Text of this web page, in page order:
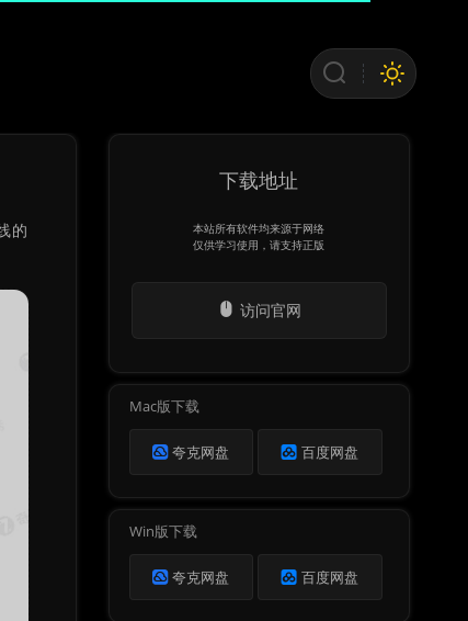
的
下载地址
本站所有软件均来源于网络
仅供学习使用，请支持正版
访问官网
Mac版下载
夸克网盘 百度网盘
Win版下载
夸克网盘 百度网盘